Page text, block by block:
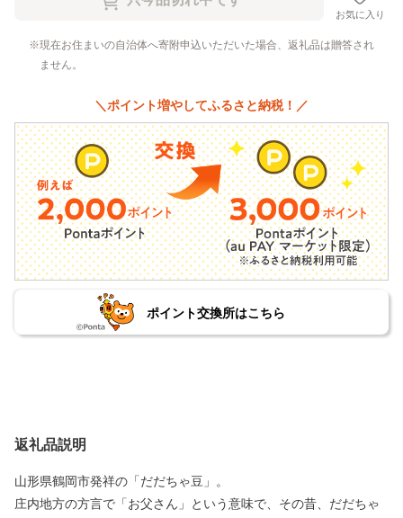
お気に入り
現在お住まいの自治体へ寄附申込いただいた場合、返礼品は贈答され
ません。
＼ポイント増やしてふるさと納税！／
ポイント交換所はこちら
返礼品説明
山形県鶴岡市発祥の「だだちゃ豆」。
庄内地方の方言で「お父さん」という意味で、その昔、だだちゃ